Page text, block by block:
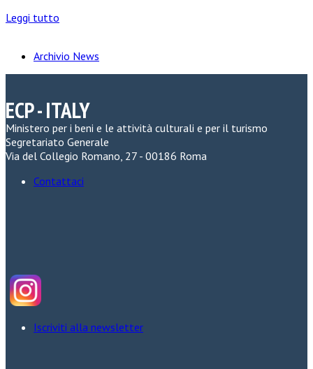
Leggi tutto
Archivio News
ECP - ITALY
Ministero per i beni e le attività culturali e per il turismo
Segretariato Generale
Via del Collegio Romano, 27 - 00186 Roma
Contattaci
Iscriviti alla newsletter